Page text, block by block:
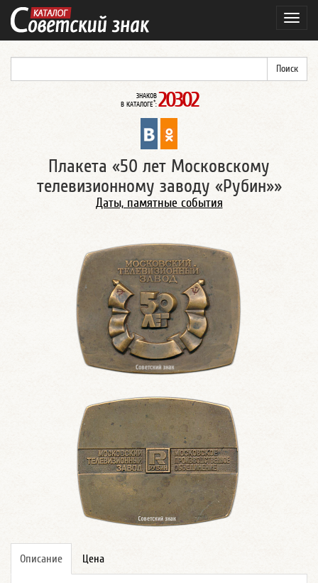
ЗНАКОВ
В КАТАЛОГЕ*: 20302
Плакета «50 лет Московскому
телевизионному заводу «Рубин»»
Даты, памятные события
Описание Цена